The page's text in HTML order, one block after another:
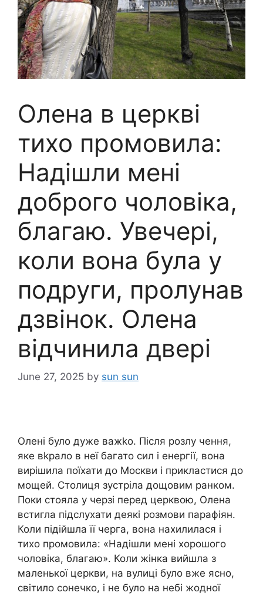
Олена в церкві
тихо промовила:
Надішли мені
доброго чоловіка,
благаю. Увечері,
коли вона була у
подруги, пролунав
дзвінок. Олена
відчинила двері
June 27, 2025 by sun sun
Олені було дуже важkо. Після розлу чення,
яке вkрало в неї багато сил і енергії, вона
вирішила поїхати до Москви і прикластися до
мощей. Столиця зустріла дощовим ранком.
Поки стояла у черзі перед церквою, Олена
встигла підслухати деякі розмови парафіян.
Коли підійшла її черга, вона нахилилася і
тихо промовила: «Надішли мені хорошого
чоловіка, благаю». Коли жінка вийшла з
маленької церкви, на вулиці було вже ясно,
світило сонечко, і не було на небі жодної